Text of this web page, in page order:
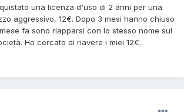
una licenza d'uso di 2 anni per una
aggressivo, 12€. Dopo 3 mesi hanno chiuso
fa sono riapparsi con lo stesso nome sul
Ho cercato di riavere i miei 12€.